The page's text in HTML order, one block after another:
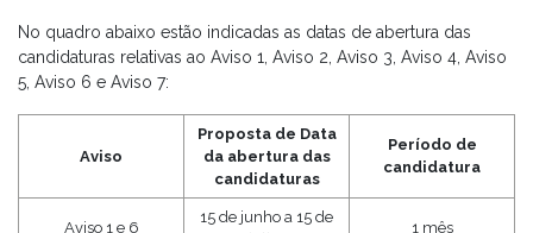
No quadro abaixo estão indicadas as datas de abertura das
candidaturas relativas ao Aviso 1, Aviso 2, Aviso 3, Aviso 4, Aviso
5, Aviso 6 e Aviso 7:
Aviso
Proposta de Data
da abertura das
candidaturas
Período de
candidatura
Aviso 1 e 6
15 de junho a 15 de
1 mês